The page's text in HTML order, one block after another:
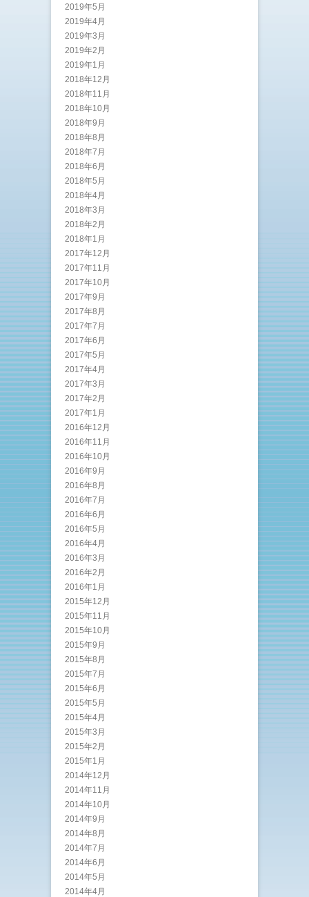
2019年5月
2019年4月
2019年3月
2019年2月
2019年1月
2018年12月
2018年11月
2018年10月
2018年9月
2018年8月
2018年7月
2018年6月
2018年5月
2018年4月
2018年3月
2018年2月
2018年1月
2017年12月
2017年11月
2017年10月
2017年9月
2017年8月
2017年7月
2017年6月
2017年5月
2017年4月
2017年3月
2017年2月
2017年1月
2016年12月
2016年11月
2016年10月
2016年9月
2016年8月
2016年7月
2016年6月
2016年5月
2016年4月
2016年3月
2016年2月
2016年1月
2015年12月
2015年11月
2015年10月
2015年9月
2015年8月
2015年7月
2015年6月
2015年5月
2015年4月
2015年3月
2015年2月
2015年1月
2014年12月
2014年11月
2014年10月
2014年9月
2014年8月
2014年7月
2014年6月
2014年5月
2014年4月